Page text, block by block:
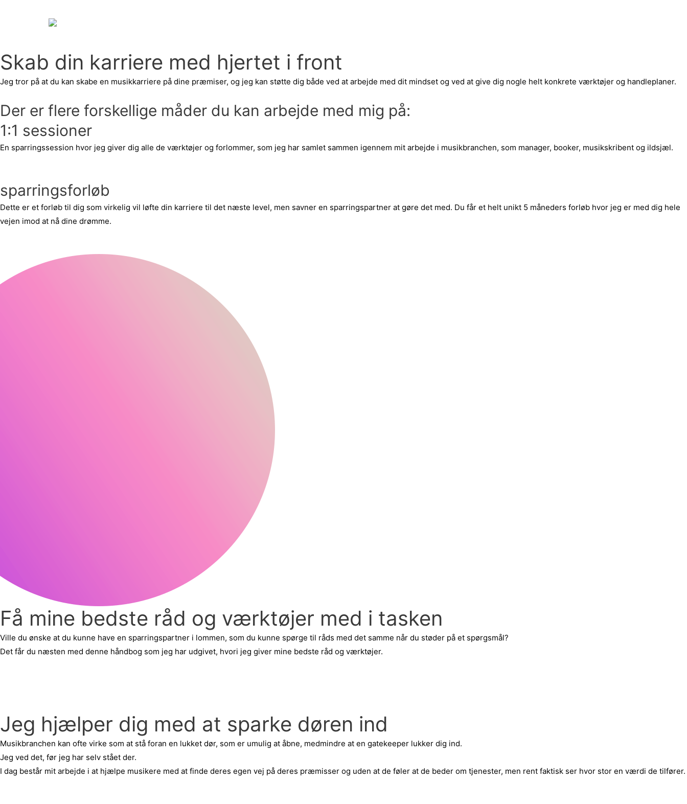
Skab din karriere med hjertet i front
Jeg tror på at du kan skabe en musikkarriere på dine præmiser, og jeg kan støtte dig både ved at arbejde med dit mindset og ved at give dig nogle helt konkrete værktøjer og handleplaner.
Der er flere forskellige måder du kan arbejde med mig på:
1:1 sessioner
En sparringssession hvor jeg giver dig alle de værktøjer og forlommer, som jeg har samlet sammen igennem mit arbejde i musikbranchen, som manager, booker, musikskribent og ildsjæl.
sparringsforløb
Dette er et forløb til dig som virkelig vil løfte din karriere til det næste level, men savner en sparringspartner at gøre det med. Du får et helt unikt 5 måneders forløb hvor jeg er med dig hele
vejen imod at nå dine drømme.
Få mine bedste råd og værktøjer med i tasken
Ville du ønske at du kunne have en sparringspartner i lommen, som du kunne spørge til råds med det samme når du støder på et spørgsmål?
Det får du næsten med denne håndbog som jeg har udgivet, hvori jeg giver mine bedste råd og værktøjer.
Jeg hjælper dig med at sparke døren ind
Musikbranchen kan ofte virke som at stå foran en lukket dør, som er umulig at åbne, medmindre at en gatekeeper lukker dig ind.
Jeg ved det, før jeg har selv stået der.
I dag består mit arbejde i at hjælpe musikere med at finde deres egen vej på deres præmisser og uden at de føler at de beder om tjenester, men rent faktisk ser hvor stor en værdi de tilfører.